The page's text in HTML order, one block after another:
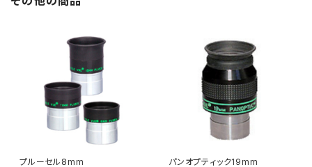
プルーセル8mm パンオプティック19mm